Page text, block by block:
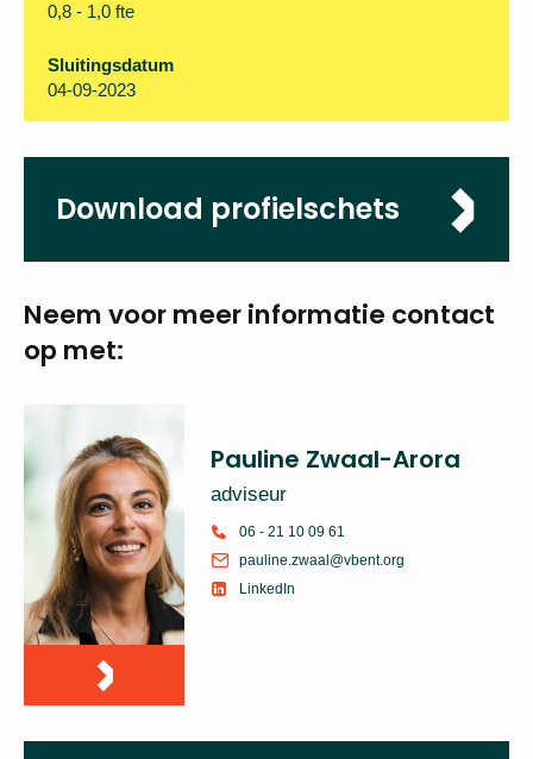
0,8 - 1,0 fte
Sluitingsdatum
04-09-2023
Download profielschets
Neem voor meerinformatie contact
op met:
Pauline Zwaal-Arora
adviseur
06 - 21 10 09 61
pauline.zwaal@vbent.org
LinkedIn